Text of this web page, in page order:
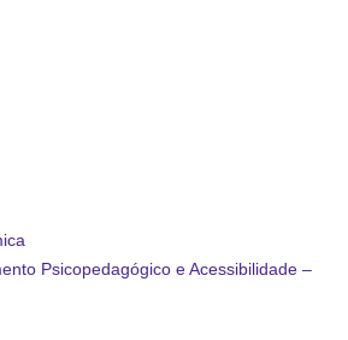
Psicopedagógico e Acessibilidade –